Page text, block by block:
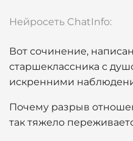
Нейросеть ChatInfo:
Вот сочинение,
старшеклассника с
искренними
Почему разрыв
так тяжело